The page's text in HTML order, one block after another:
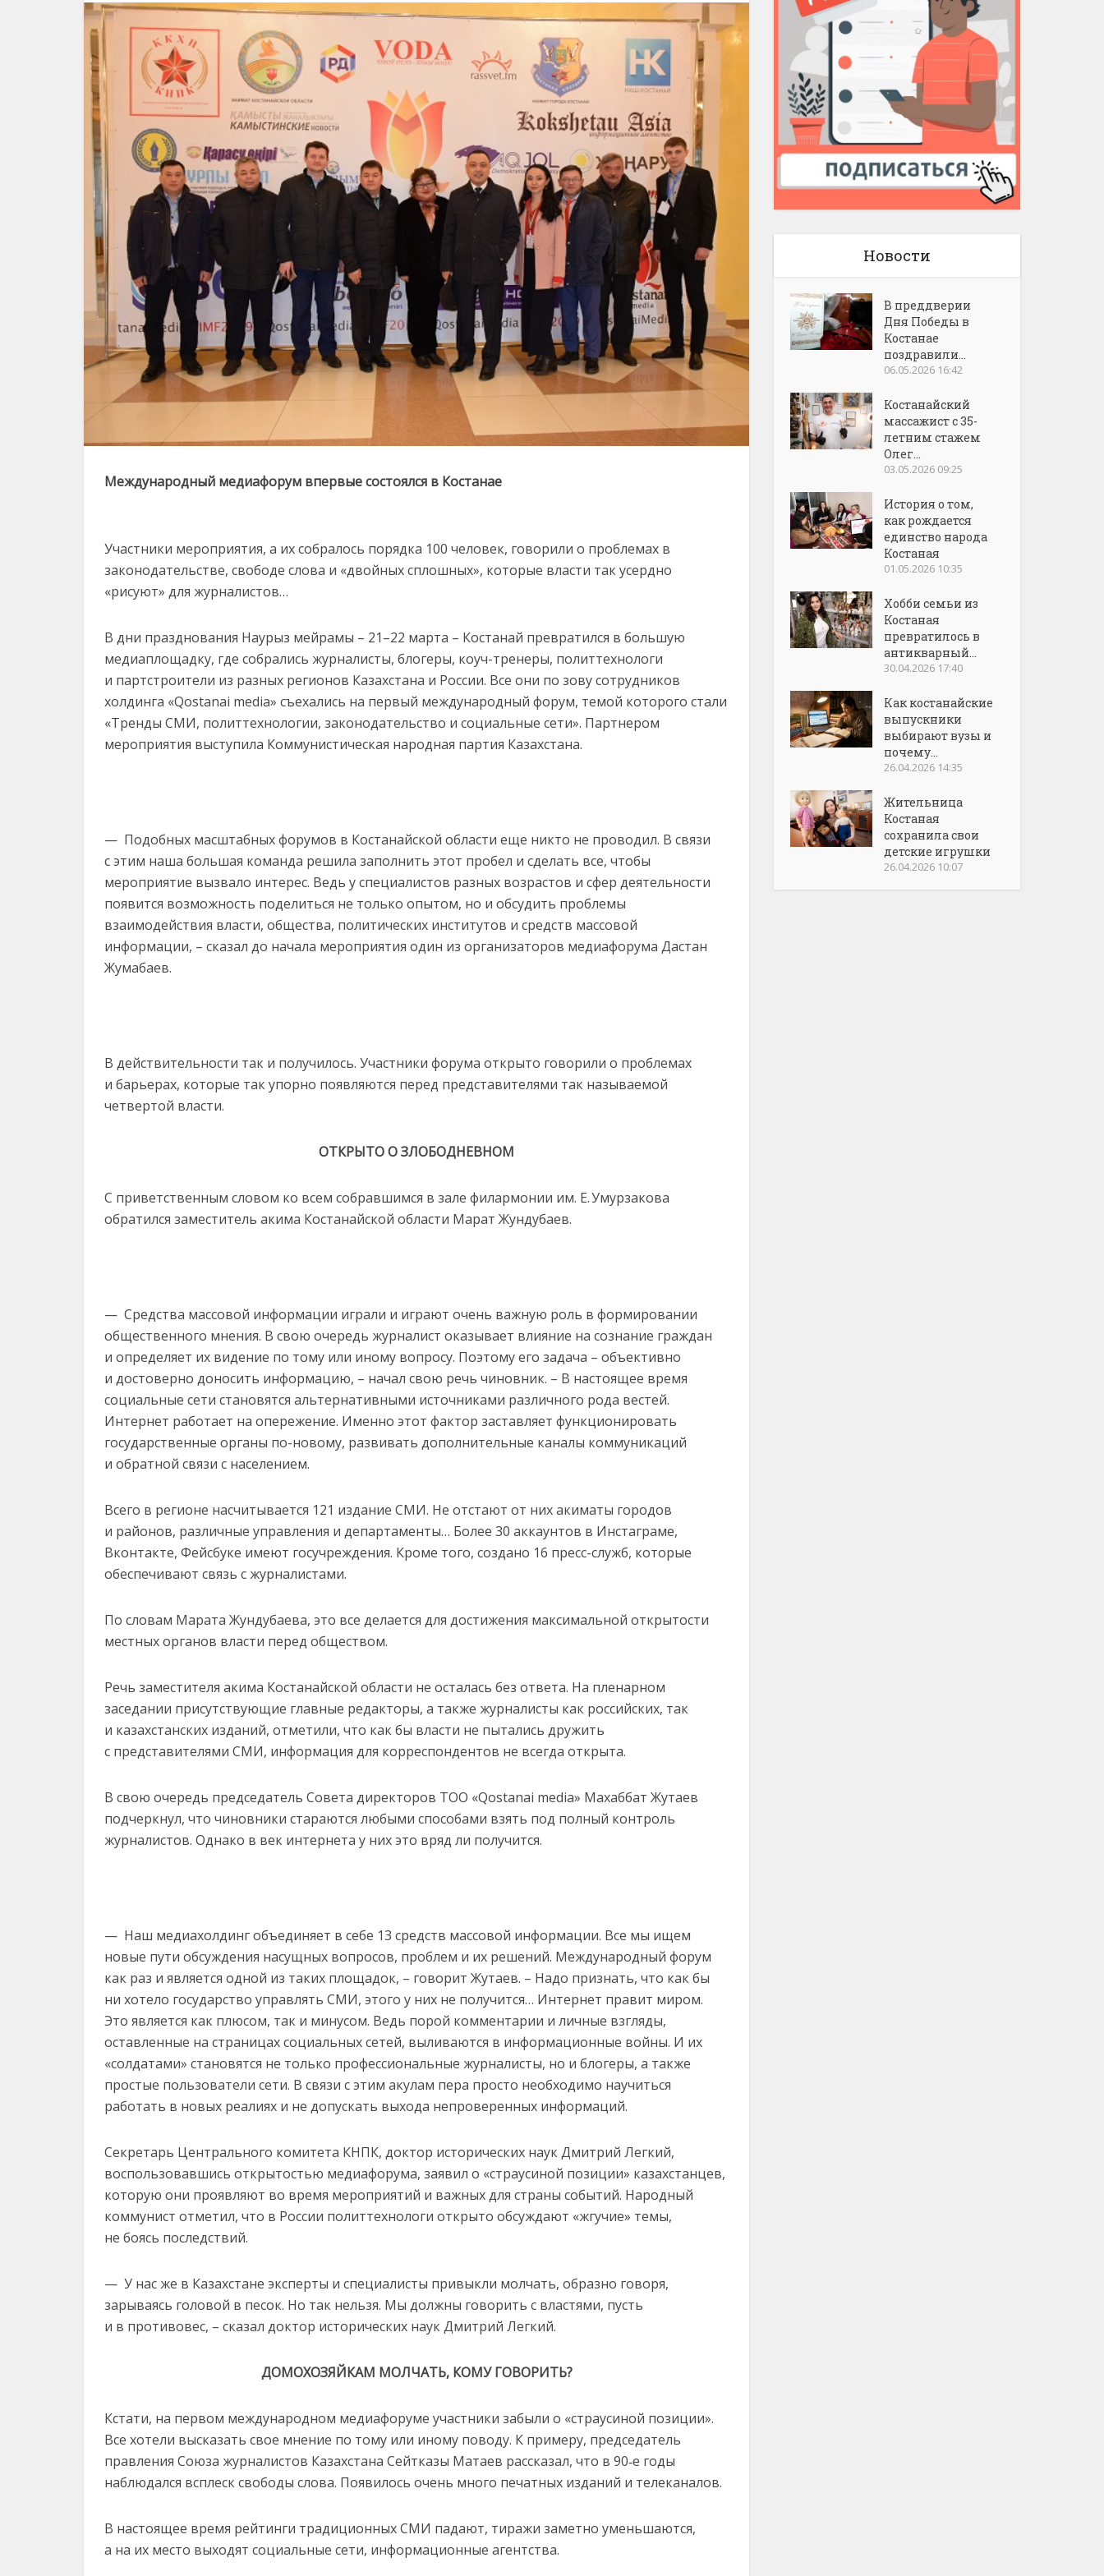
Международный медиафорум впервые состоялся в Костанае
Участники мероприятия, а их собралось порядка 100 человек, говорили о проблемах в
законодательстве, свободе слова и «двойных сплошных», которые власти так усердно
«рисуют» для журналистов…
В дни празднования Наурыз мейрамы – 21–22 марта – Костанай превратился в большую
медиаплощадку, где собрались журналисты, блогеры, коуч-тренеры, политтехнологи
и партстроители из разных регионов Казахстана и России. Все они по зову сотрудников
холдинга «Qostanai media» съехались на первый международный форум, темой которого стали
«Тренды СМИ, политтехнологии, законодательство и социальные сети». Партнером
мероприятия выступила Коммунистическая народная партия Казахстана.
— Подобных масштабных форумов в Костанайской области еще никто не проводил. В связи
с этим наша большая команда решила заполнить этот пробел и сделать все, чтобы
мероприятие вызвало интерес. Ведь у специалистов разных возрастов и сфер деятельности
появится возможность поделиться не только опытом, но и обсудить проблемы
взаимодействия власти, общества, политических институтов и средств массовой
информации, – сказал до начала мероприятия один из организаторов медиафорума Дастан
Жумабаев.
В действительности так и получилось. Участники форума открыто говорили о проблемах
и барьерах, которые так упорно появляются перед представителями так называемой
четвертой власти.
ОТКРЫТО О ЗЛОБОДНЕВНОМ
С приветственным словом ко всем собравшимся в зале филармонии им. Е. Умурзакова
обратился заместитель акима Костанайской области Марат Жундубаев.
— Средства массовой информации играли и играют очень важную роль в формировании
общественного мнения. В свою очередь журналист оказывает влияние на сознание граждан
и определяет их видение по тому или иному вопросу. Поэтому его задача – объективно
и достоверно доносить информацию, – начал свою речь чиновник. – В настоящее время
социальные сети становятся альтернативными источниками различного рода вестей.
Интернет работает на опережение. Именно этот фактор заставляет функционировать
государственные органы по-новому, развивать дополнительные каналы коммуникаций
и обратной связи с населением.
Всего в регионе насчитывается 121 издание СМИ. Не отстают от них акиматы городов
и районов, различные управления и департаменты… Более 30 аккаунтов в Инстаграме,
Вконтакте, Фейсбуке имеют госучреждения. Кроме того, создано 16 пресс-служб, которые
обеспечивают связь с журналистами.
По словам Марата Жундубаева, это все делается для достижения максимальной открытости
местных органов власти перед обществом.
Речь заместителя акима Костанайской области не осталась без ответа. На пленарном
заседании присутствующие главные редакторы, а также журналисты как российских, так
и казахстанских изданий, отметили, что как бы власти не пытались дружить
с представителями СМИ, информация для корреспондентов не всегда открыта.
В свою очередь председатель Совета директоров ТОО «Qostanai media» Махаббат Жутаев
подчеркнул, что чиновники стараются любыми способами взять под полный контроль
журналистов. Однако в век интернета у них это вряд ли получится.
— Наш медиахолдинг объединяет в себе 13 средств массовой информации. Все мы ищем
новые пути обсуждения насущных вопросов, проблем и их решений. Международный форум
как раз и является одной из таких площадок, – говорит Жутаев. – Надо признать, что как бы
ни хотело государство управлять СМИ, этого у них не получится… Интернет правит миром.
Это является как плюсом, так и минусом. Ведь порой комментарии и личные взгляды,
оставленные на страницах социальных сетей, выливаются в информационные войны. И их
«солдатами» становятся не только профессиональные журналисты, но и блогеры, а также
простые пользователи сети. В связи с этим акулам пера просто необходимо научиться
работать в новых реалиях и не допускать выхода непроверенных информаций.
Секретарь Центрального комитета КНПК, доктор исторических наук Дмитрий Легкий,
воспользовавшись открытостью медиафорума, заявил о «страусиной позиции» казахстанцев,
которую они проявляют во время мероприятий и важных для страны событий. Народный
коммунист отметил, что в России политтехнологи открыто обсуждают «жгучие» темы,
не боясь последствий.
— У нас же в Казахстане эксперты и специалисты привыкли молчать, образно говоря,
зарываясь головой в песок. Но так нельзя. Мы должны говорить с властями, пусть
и в противовес, – сказал доктор исторических наук Дмитрий Легкий.
ДОМОХОЗЯЙКАМ МОЛЧАТЬ, КОМУ ГОВОРИТЬ?
Кстати, на первом международном медиафоруме участники забыли о «страусиной позиции».
Все хотели высказать свое мнение по тому или иному поводу. К примеру, председатель
правления Союза журналистов Казахстана Сейтказы Матаев рассказал, что в 90‑е годы
наблюдался всплеск свободы слова. Появилось очень много печатных изданий и телеканалов.
В настоящее время рейтинги традиционных СМИ падают, тиражи заметно уменьшаются,
а на их место выходят социальные сети, информационные агентства.
Новости
В преддверии
Дня Победы в
Костанае
поздравили...
06.05.2026 16:42
Костанайский
массажист с 35-
летним стажем
Олег...
03.05.2026 09:25
История о том,
как рождается
единство народа
Костаная
01.05.2026 10:35
Хобби семьи из
Костаная
превратилось в
антикварный...
30.04.2026 17:40
Как костанайские
выпускники
выбирают вузы и
почему...
26.04.2026 14:35
Жительница
Костаная
сохранила свои
детские игрушки
26.04.2026 10:07